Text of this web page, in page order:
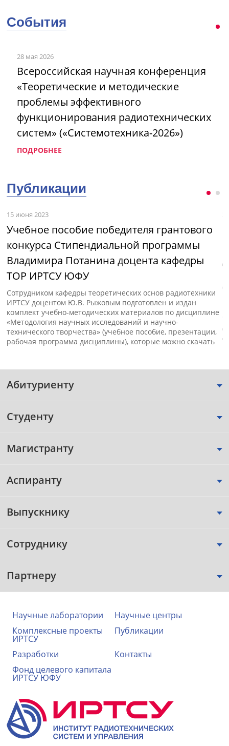
События
28 мая 2026
Всероссийская научная конференция
«Теоретические и методические
проблемы эффективного
функционирования радиотехнических
систем» («Системотехника-2026»)
ПОДРОБНЕЕ
Публикации
15 июня 2023
Учебное пособие победителя грантового
конкурса Стипендиальной программы
Владимира Потанина доцента кафедры
ТОР ИРТСУ ЮФУ
Сотрудником кафедры теоретических основ радиотехники
ИРТСУ доцентом Ю.В. Рыжовым подготовлен и издан
комплект учебно-методических материалов по дисциплине
«Методология научных исследований и научно-
технического творчества» (учебное пособие, презентации,
рабочая программа дисциплины), которые можно скачать
3
Абитуриенту
Студенту
Магистранту
Аспиранту
Выпускнику
Сотруднику
Партнеру
Научные лаборатории
Научные центры
Комплексные проекты
ИРТСУ
Публикации
Разработки
Контакты
Фонд целевого капитала
ИРТСУ ЮФУ